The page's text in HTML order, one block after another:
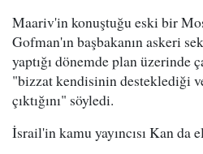
Maariv'in konuştuğu eski bir
Gofman'ın başbakanın askeri
yaptığı dönemde plan üzerinde
"bizzat kendisinin desteklediği
çıktığını" söyledi.
İsrail'in kamu yayıncısı Kan